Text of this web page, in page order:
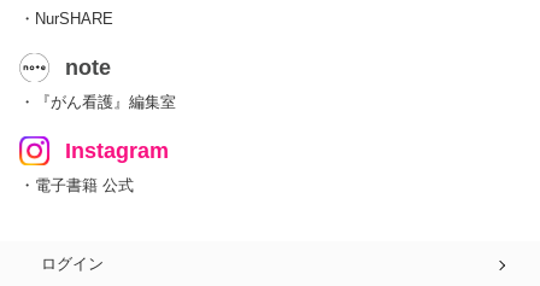
・NurSHARE
note
・『がん看護』編集室
Instagram
・電子書籍 公式
ログイン